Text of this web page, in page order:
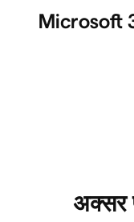
Microsoft
अक्सर